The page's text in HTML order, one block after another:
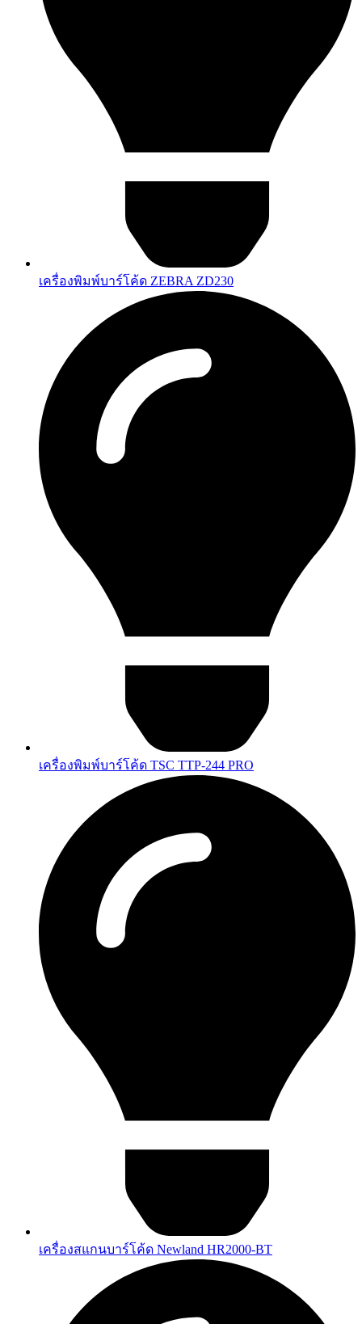
เครื่องพิมพ์บาร์โค้ด ZEBRA ZD230
เครื่องพิมพ์บาร์โค้ด TSC TTP-244 PRO
เครื่องสแกนบาร์โค้ด Newland HR2000-BT